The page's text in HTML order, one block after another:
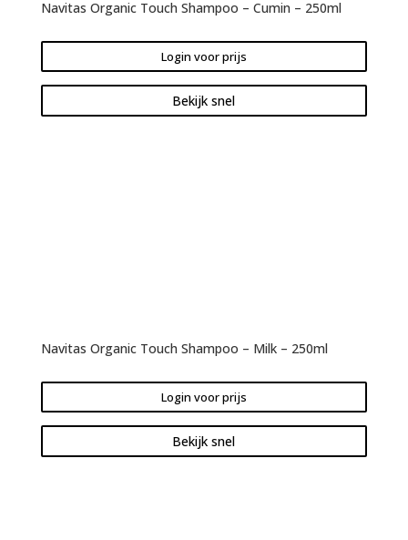
Navitas Organic Touch Shampoo – Cumin – 250ml
Login voor prijs
Bekijk snel
Navitas Organic Touch Shampoo – Milk – 250ml
Login voor prijs
Bekijk snel